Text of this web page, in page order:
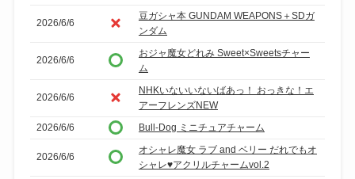
2026/6/6
豆ガシャ本 GUNDAM WEAPONS＋SDガ
ンダム
2026/6/6
おジャ魔女どれみ Sweet×Sweetsチャー
ム
2026/6/6
NHKいないいないばあっ！ おっきな！エ
アーフレンズNEW
2026/6/6
Bull-Dog ミニチュアチャーム
2026/6/6
オシャレ魔女 ラブ and ベリー だれでもオ
シャレ♥アクリルチャームvol.2